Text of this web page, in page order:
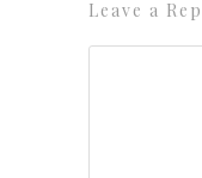
Leave a